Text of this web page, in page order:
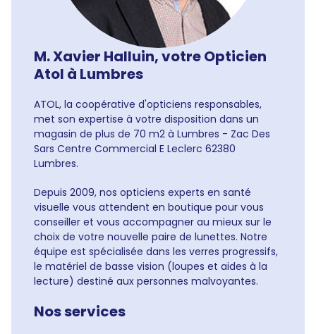
M. Xavier Halluin, votre Opticien
Atol à Lumbres
ATOL, la coopérative d'opticiens responsables,
met son expertise à votre disposition dans un
magasin de plus de 70 m2 à Lumbres - Zac Des
Sars Centre Commercial E Leclerc 62380
Lumbres.
Depuis 2009, nos opticiens experts en santé
visuelle vous attendent en boutique pour vous
conseiller et vous accompagner au mieux sur le
choix de votre nouvelle paire de lunettes. Notre
équipe est spécialisée dans les verres progressifs,
le matériel de basse vision (loupes et aides à la
lecture) destiné aux personnes malvoyantes.
Nos services